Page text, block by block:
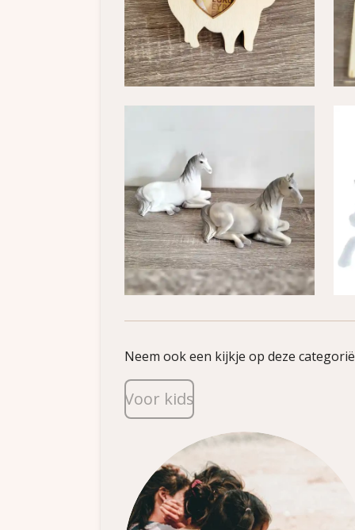
Neem ook een kijkje op deze
Voor kids